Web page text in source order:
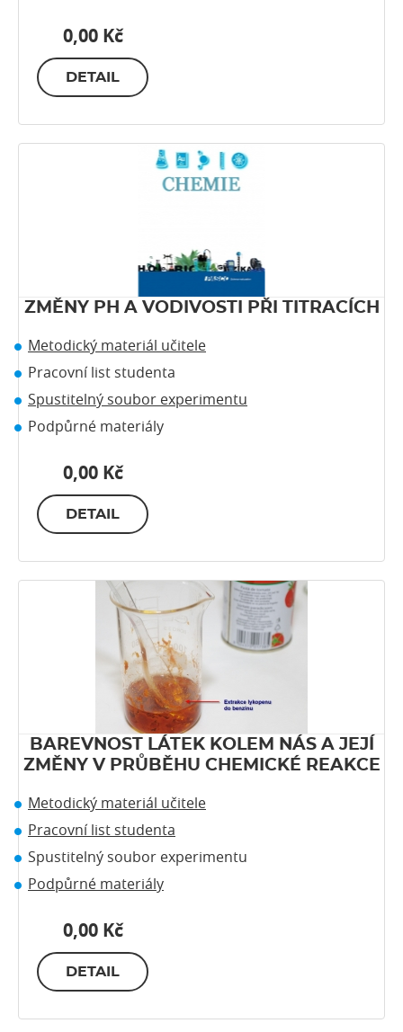
0,00 Kč
DETAIL
ZMĚNY PH A VODIVOSTI PŘI TITRACÍCH
Metodický materiál učitele
Pracovní list studenta
Spustitelný soubor experimentu
Podpůrné materiály
0,00 Kč
DETAIL
BAREVNOST LÁTEK KOLEM NÁS A JEJÍ
ZMĚNY V PRŮBĚHU CHEMICKÉ REAKCE
Metodický materiál učitele
Pracovní list studenta
Spustitelný soubor experimentu
Podpůrné materiály
0,00 Kč
DETAIL